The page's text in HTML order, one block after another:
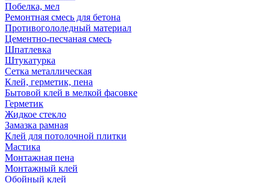
Побелка, мел
Ремонтная смесь для бетона
Противогололедный материал
Цементно-песчаная смесь
Шпатлевка
Штукатурка
Сетка металлическая
Клей, герметик, пена
Бытовой клей в мелкой фасовке
Герметик
Жидкое стекло
Замазка рамная
Клей для потолочной плитки
Мастика
Монтажная пена
Монтажный клей
Обойный клей